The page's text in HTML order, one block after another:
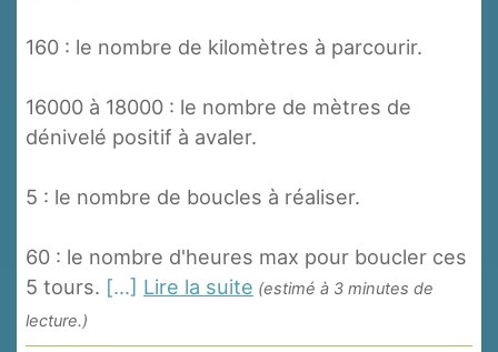
160 : le nombre de kilomètres à parcourir.
16000 à 18000 : le nombre de mètres de
dénivelé positif à avaler.
5 : le nombre de boucles à réaliser.
60 : le nombre d'heures max pour boucler ces
5 tours. [...] Lire la suite (estimé à 3 minutes de
lecture.)